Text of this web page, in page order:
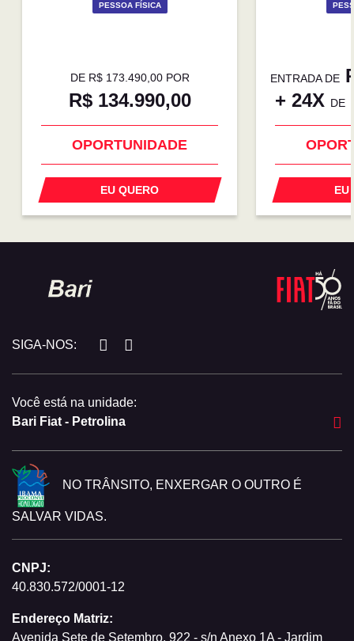
PESSOA FÍSICA
DE R$ 173.490,00 POR
R$ 134.990,00
OPORTUNIDADE
EU QUERO
ENTRADA DE
+ 24X DE
EU
SIGA-NOS:
Você está na unidade:
Bari Fiat - Petrolina
NO TRÂNSITO, ENXERGAR O OUTRO É
SALVAR VIDAS.
CNPJ:
40.830.572/0001-12
Endereço Matriz:
Avenida Sete de Setembro, 922 - s/n Anexo 1A - Jardim